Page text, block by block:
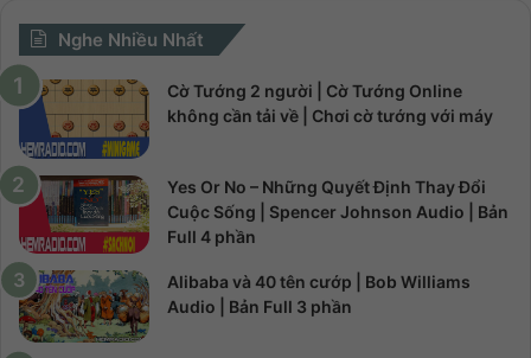
Nghe Nhiều Nhất
Cờ Tướng 2 người | Cờ Tướng Online
không cần tải về | Chơi cờ tướng với máy
Yes Or No – Những Quyết Định Thay Đổi
Cuộc Sống | Spencer Johnson Audio | Bản
Full 4 phần
Alibaba và 40 tên cướp | Bob Williams
Audio | Bản Full 3 phần